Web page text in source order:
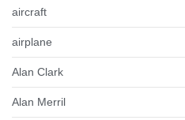
aircraft
airplane
Alan Clark
Alan Merril